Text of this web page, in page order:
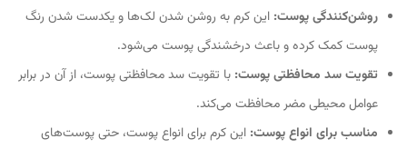
روشن‌کنندگی پوست: این کرم به روشن شدن لک‌ها و یکدست شدن رنگ
پوست کمک کرده و باعث درخشندگی پوست می‌شود.
تقویت سد محافظتی پوست: با تقویت سد محافظتی پوست، از آن در برابر
عوامل محیطی مضر محافظت می‌کند.
مناسب برای انواع پوست: این کرم برای انواع پوست، حتی پوست‌های